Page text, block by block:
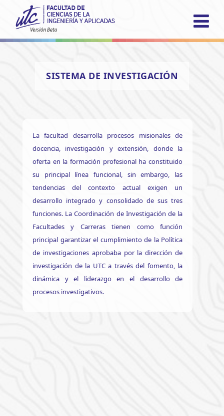
FACULTAD
INVESTIGACIÓN
VINCULACIÓN
LABORATORIOS
SISTEMA DE INVESTIGACIÓN
La facultad desarrolla procesos misionales de
docencia, investigación y extensión, donde la
oferta en la formación profesional ha constituido
su principal línea funcional, sin embargo, las
tendencias del contexto actual exigen un
desarrollo integrado y consolidado de sus tres
funciones. La Coordinación de Investigación de la
Facultades y Carreras tienen como función
principal garantizar el cumplimiento de la Política
de investigaciones aprobaba por la dirección de
investigación de la UTC a través del fomento, la
dinámica y el liderazgo en el desarrollo de
procesos investigativos.